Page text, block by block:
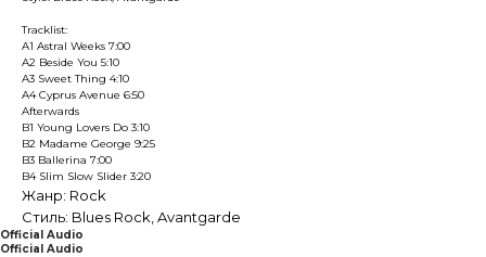
Tracklist:
A1 Astral Weeks 7:00
A2 Beside You 5:10
A3 Sweet Thing 4:10
A4 Cyprus Avenue 6:50
Afterwards
B1 Young Lovers Do 3:10
B2 Madame George 9:25
B3 Ballerina 7:00
B4 Slim Slow Slider 3:20
Жанр: Rock
Стиль: Blues Rock, Avantgarde
Official Audio
Official Audio